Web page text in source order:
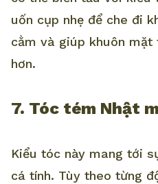
uốn cụp nhẹ để che đi
cằm và giúp khuôn
hơn.
7. Tóc tém Nhật
Kiểu tóc này mang tới
cá tính. Tùy theo từng